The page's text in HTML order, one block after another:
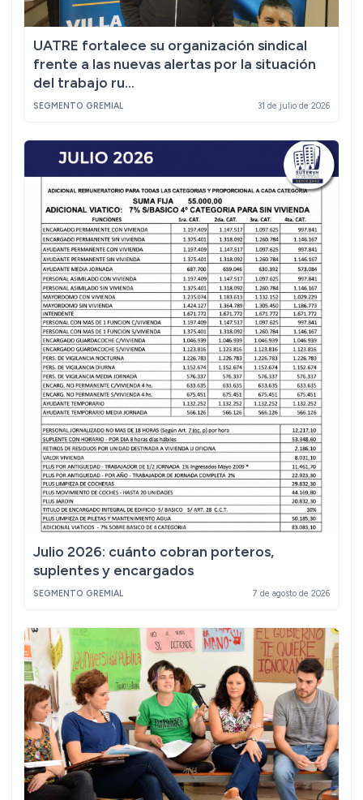
UATRE fortalece su organización sindical
frente a las nuevas alertas por la situación
del trabajo ru...
SEGMENTO GREMIAL 31 de julio de 2026
Julio 2026: cuánto cobran porteros,
suplentes y encargados
SEGMENTO GREMIAL 7 de agosto de 2026